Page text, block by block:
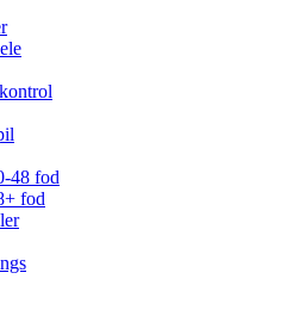
48 fod
fod